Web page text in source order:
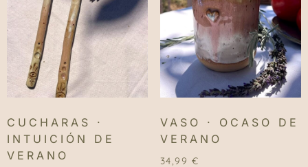
CUCHARAS ·
INTUICIÓN DE
VERANO
VASO · OCASO DE
VERANO
34,99 €